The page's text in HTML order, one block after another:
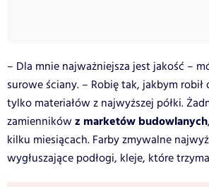
– Dla mnie najważniejsza jest jakość –
surowe ściany. – Robię tak, jakbym robił
tylko materiałów z najwyższej półki.
zamienników z marketów budowlanych
kilku miesiącach. Farby zmywalne
wygłuszające podłogi, kleje, które